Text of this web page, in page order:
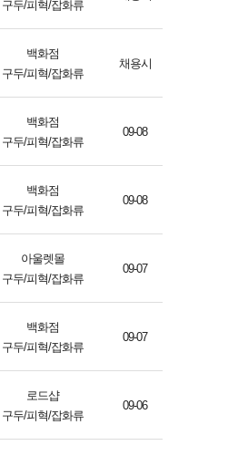
구두/피혁/잡화류
백화점
구두/피혁/잡화류
채용시
백화점
구두/피혁/잡화류
09-08
백화점
구두/피혁/잡화류
09-08
아울렛몰
구두/피혁/잡화류
09-07
백화점
구두/피혁/잡화류
09-07
로드샵
구두/피혁/잡화류
09-06